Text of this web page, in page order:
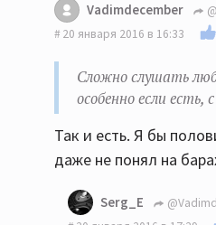
Vadimdecember
20 января 2016 в 16:33
Сложно слушать
особенно если есть,
Так и есть. Я бы
даже не понял на
Serg_E